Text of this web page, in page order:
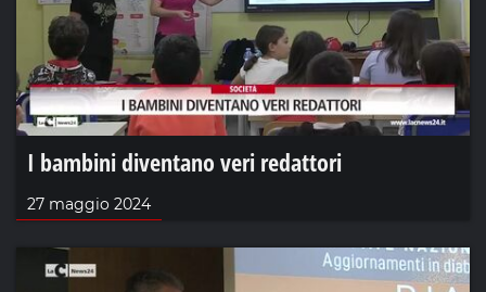
I bambini diventano veri redattori
27 maggio 2024